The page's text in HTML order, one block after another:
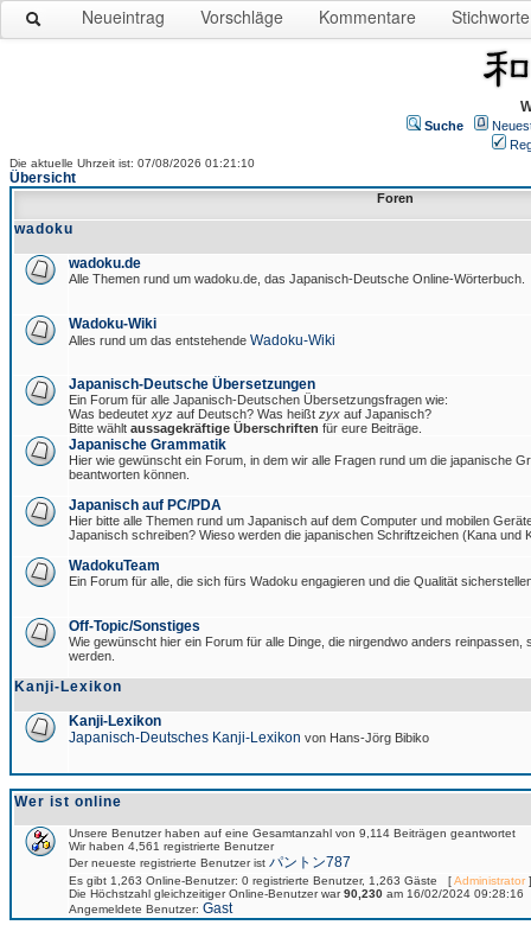
Neueintrag Vorschläge Kommentare Stichworte
Suche
Die aktuelle Uhrzeit ist: 07/08/2026 01:21:10
Übersicht
Foren
wadoku
wadoku.de
Alle Themen rund um wadoku.de, das Japanisch-Deutsche Online-Wörterbuch.
Wadoku-Wiki
Alles rund um das entstehende Wadoku-Wiki
Japanisch-Deutsche Übersetzungen
Ein Forum für alle Japanisch-Deutschen Übersetzungsfragen wie:
Was bedeutet xyz auf Deutsch? Was heißt zyx auf Japanisch?
Bitte wählt aussagekräftige Überschriften für eure Beiträge.
Japanische Grammatik
Hier wie gewünscht ein Forum, in dem wir alle Fragen rund um die japanische
beantworten können.
Japanisch auf PC/PDA
Hier bitte alle Themen rund um Japanisch auf dem Computer und mobilen
Japanisch schreiben? Wieso werden die japanischen Schriftzeichen (Kana und
WadokuTeam
Ein Forum für alle, die sich fürs Wadoku engagieren und die Qualität
Off-Topic/Sonstiges
Wie gewünscht hier ein Forum für alle Dinge, die nirgendwo anders reinpassen,
werden.
Kanji-Lexikon
Kanji-Lexikon
Japanisch-Deutsches Kanji-Lexikon von Hans-Jörg Bibiko
Wer ist online
Unsere Benutzer haben auf eine Gesamtanzahl von 9,114 Beiträgen geantwortet
Wir haben 4,561 registrierte Benutzer
Der neueste registrierte Benutzer ist パントン787
Es gibt 1,263 Online-Benutzer: 0 registrierte Benutzer, 1,263 Gäste [Administrator
Die Höchstzahl gleichzeitiger Online-Benutzer war90,230 am 16/02/2024 09:28:16
Angemeldete Benutzer: Gast